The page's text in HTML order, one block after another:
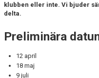
klubben eller inte. Vi bjuder
delta.
Preliminära
12 april
18 maj
9 juli